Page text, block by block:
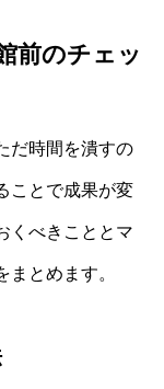
前のチェッ
だ時間を潰すの
ことで成果が変
くべきこととマ
とめます。